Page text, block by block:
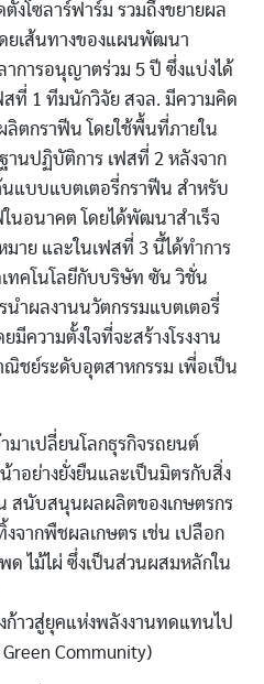
งโซลาร์ฟาร์ม รวมถึงขยายผล
ยเส้นทางของแผนพัฒนา
าการอนุญาตร่วม 5 ปี ซึ่งแบ่งได้
สที่ 1 ทีมนักวิจัย สจล. มีความคิด
ลิตกราฟีน โดยใช้พื้นที่ภายใน
นปฏิบัติการ เฟสที่ 2 หลังจาก
นแบบแบตเตอรี่กราฟีน สำหรับ
นอนาคต โดยได้พัฒนาสำเร็จ
มาย และในเฟสที่ 3 นี้ได้ทำการ
ทคโนโลยีกับบริษัท ซัน วิชั่น
นำผลงานนวัตกรรมแบตเตอรี่
ความตั้งใจที่จะสร้างโรงงาน
ชย์ระดับอุตสาหกรรม เพี่อเป็น
เปลี่ยนโลกธุรกิจรถยนต์
าอย่างยั่งยืนและเป็นมิตรกับสิ่ง
สนับสนุนผลผลิตของเกษตรกร
จากพืชผลเกษตร เช่น เปลือก
ด ไม้ไผ่ ซึ่งเป็นส่วนผสมหลักใน
าวสู่ยุคแห่งพลังงานทดแทนไป
Community)